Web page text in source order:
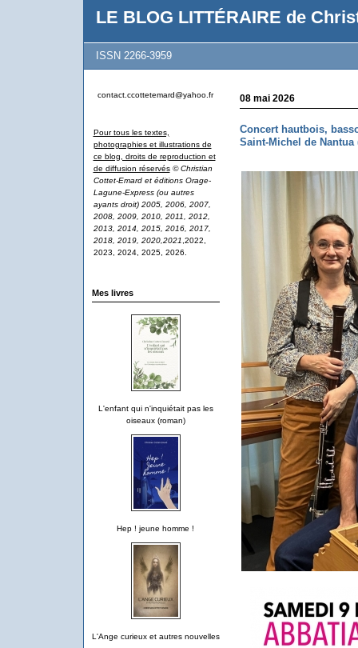
LE BLOG LITTÉRAIRE de
ISSN 2266-3959
contact.ccottetemard@yahoo.fr
Pour tous les textes,
photographies et illustrations de
ce blog, droits de reproduction et
de diffusion réservés © Christian
Cottet-Emard et éditions Orage-
Lagune-Express (ou autres
ayants droit) 2005, 2006, 2007,
2008, 2009, 2010, 2011, 2012,
2013, 2014, 2015, 2016, 2017,
2018, 2019, 2020,2021 ,2022,
2023, 2024, 2025, 2026.
Mes livres
L'enfant qui n'inquiétait pas les
oiseaux (roman)
Hep ! jeune homme !
L'Ange curieux et autres nouvelles
08 mai 2026
Concert hautbois,
Saint-Michel de Nantua